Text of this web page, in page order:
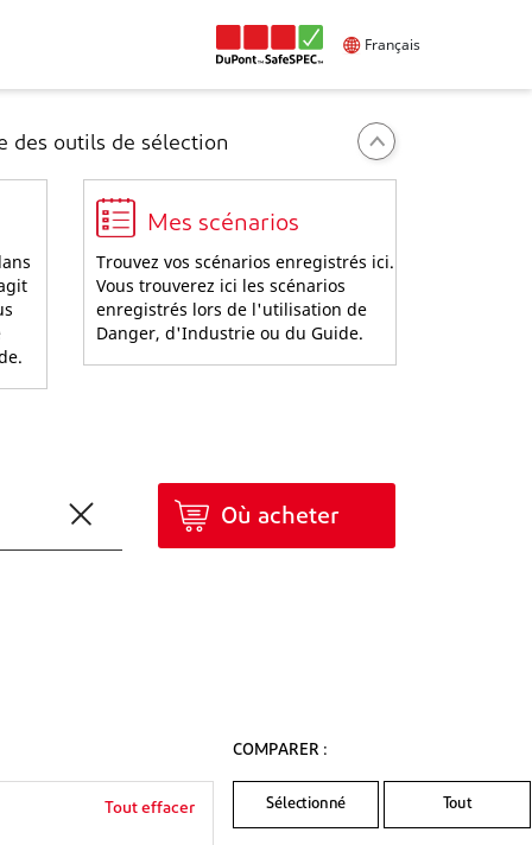
Français
des outils de sélection
Mes scénarios
Trouvez vos scénarios enregistrés ici.
Vous trouverez ici les scénarios
enregistrés lors de l'utilisation de
Danger, d'Industrie ou du Guide.
Où acheter
Tout effacer
COMPARER :
Sélectionné Tout